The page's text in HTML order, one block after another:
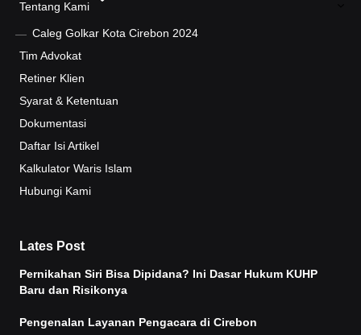
Tentang Kami
Caleg Golkar Kota Cirebon 2024
Tim Advokat
Retiner Klien
Syarat & Ketentuan
Dokumentasi
Daftar Isi Artikel
Kalkulator Waris Islam
Hubungi Kami
Lates Post
Pernikahan Siri Bisa Dipidana? Ini Dasar Hukum KUHP
Baru dan Risikonya
Pengenalan Layanan Pengacara di Cirebon